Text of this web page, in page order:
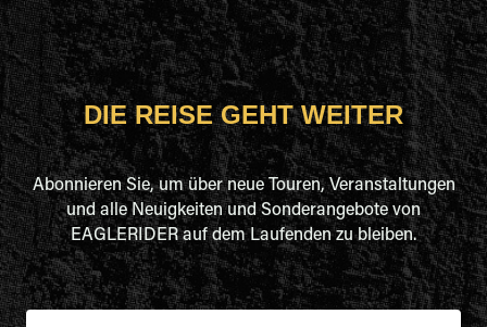
DIE REISE GEHT WEITER
Abonnieren Sie, um über neue Touren, Veranstaltungen
und alle Neuigkeiten und Sonderangebote von
EAGLERIDER auf dem Laufenden zu bleiben.